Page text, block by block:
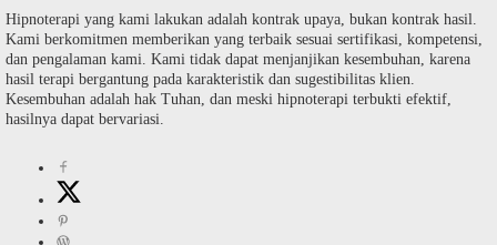
Hipnoterapi yang kami lakukan adalah kontrak upaya, bukan kontrak hasil.
Kami berkomitmen memberikan yang terbaik sesuai sertifikasi, kompetensi,
dan pengalaman kami. Kami tidak dapat menjanjikan kesembuhan, karena
hasil terapi bergantung pada karakteristik dan sugestibilitas klien.
Kesembuhan adalah hak Tuhan, dan meski hipnoterapi terbukti efektif,
hasilnya dapat bervariasi.